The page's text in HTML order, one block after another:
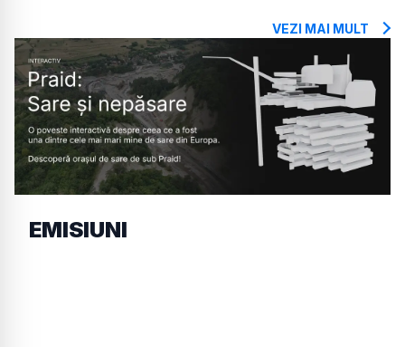
VEZI MAI MULT
EMISIUNI